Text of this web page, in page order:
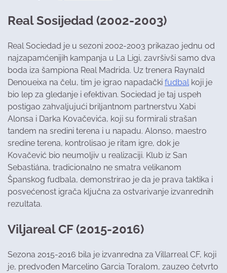
Real Sosijedad (2002-2003)
Real Sociedad je u sezoni 2002-2003 prikazao jednu od
najzapamćenijih kampanja u La Ligi, završivši samo dva
boda iza šampiona Real Madrida. Uz trenera Raynald
Denoueixa na čelu, tim je igrao napadački fudbalkoji je
bio lep za gledanje i efektivan. Sociedad je taj uspeh
postigao zahvaljujući briljantnom partnerstvu Xabi
Alonsa i Darka Kovačevića, koji su formirali strašan
tandem na sredini terena i u napadu. Alonso, maestro
sredine terena, kontrolisao je ritam igre, dok je
Kovačević bio neumoljiv u realizaciji. Klub iz San
Sebastiána, tradicionalno ne smatra velikanom
Španskog fudbala, demonstrirao je da je prava taktika i
posvećenost igrača ključna za ostvarivanje izvanrednih
rezultata.
Viljareal CF (2015-2016)
Sezona 2015-2016 bila je izvanredna za Villarreal CF, koji
je, predvođen Marcelino Garcia Toralom, zauzeo četvrto